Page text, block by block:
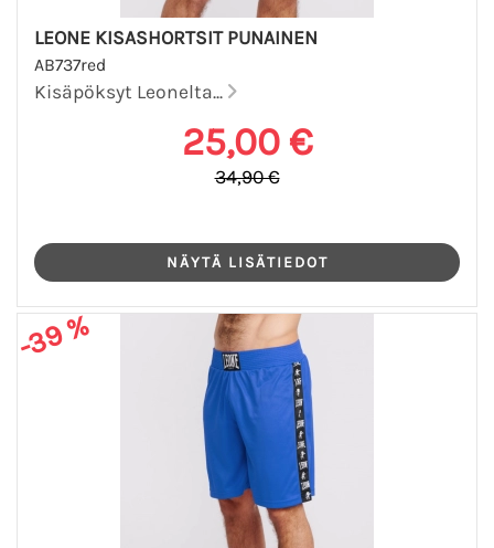
LEONE KISASHORTSIT PUNAINEN
AB737red
Kisäpöksyt Leonelta...
25,00 €
34,90 €
-39 %